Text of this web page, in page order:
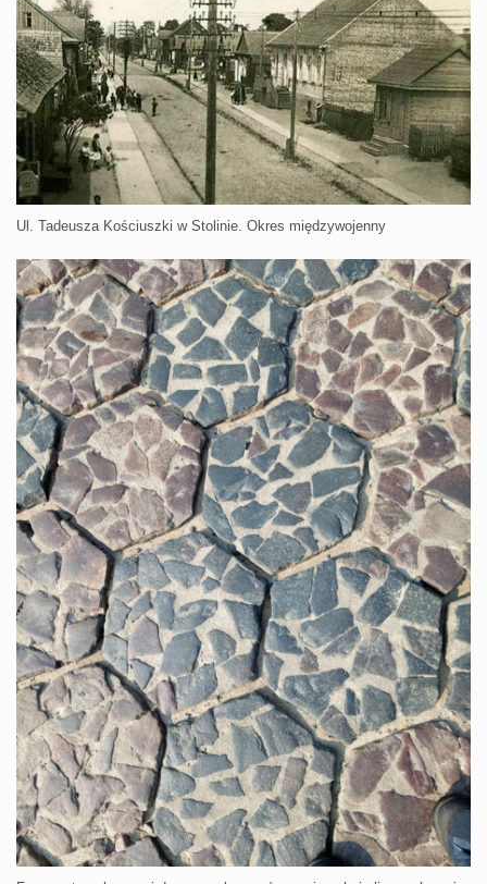
Ul. Tadeusza Kościuszki w Stolinie. Okres międzywojenny